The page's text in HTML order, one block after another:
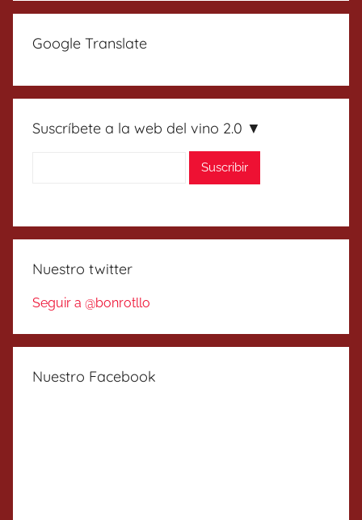
Google Translate
Suscríbete a la web del vino 2.0 ▼
Nuestro twitter
Seguir a @bonrotllo
Nuestro Facebook